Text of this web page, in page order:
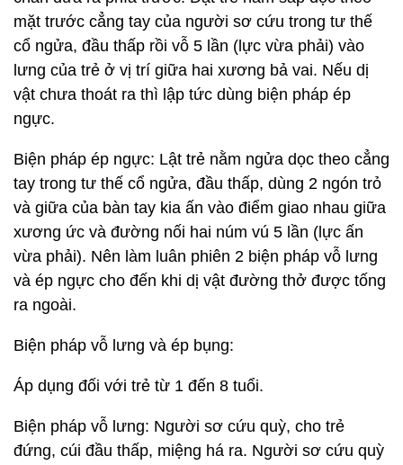
mặt trước cẳng tay của người sơ cứu trong tư thế
cổ ngửa, đầu thấp rồi vỗ 5 lần (lực vừa phải) vào
lưng của trẻ ở vị trí giữa hai xương bả vai. Nếu dị
vật chưa thoát ra thì lập tức dùng biện pháp ép
ngực.
Biện pháp ép ngực: Lật trẻ nằm ngửa dọc theo cẳng
tay trong tư thế cổ ngửa, đầu thấp, dùng 2 ngón trỏ
và giữa của bàn tay kia ấn vào điểm giao nhau giữa
xương ức và đường nối hai núm vú 5 lần (lực ấn
vừa phải). Nên làm luân phiên 2 biện pháp vỗ lưng
và ép ngực cho đến khi dị vật đường thở được tống
ra ngoài.
Biện pháp vỗ lưng và ép bụng:
Áp dụng đối với trẻ từ 1 đến 8 tuổi.
Biện pháp vỗ lưng: Người sơ cứu quỳ, cho trẻ
đứng, cúi đầu thấp, miệng há ra. Người sơ cứu quỳ